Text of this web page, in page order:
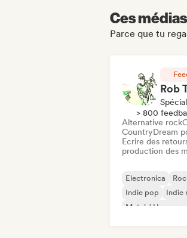
Ces
Parce que tu
> 800
Alternative rock
CountryDream
Ecrire des
production des
Electronica
Indie pop
Indie
Metal / Heavy